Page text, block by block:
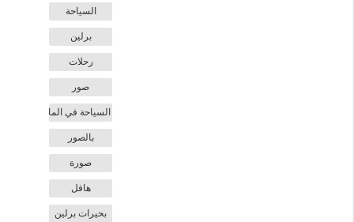
السياحة
برلين
رحلات
صور
السياحة في المانيا
بالصور
صورة
هافل
بحيرات برلين